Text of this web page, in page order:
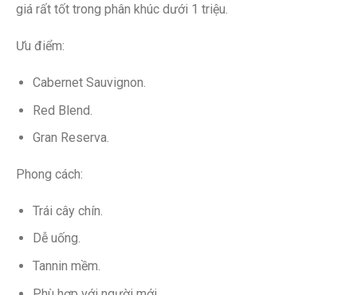
giá rất tốt trong phân khúc dưới 1 triệu.
Ưu điểm:
Cabernet Sauvignon.
Red Blend.
Gran Reserva.
Phong cách:
Trái cây chín.
Dễ uống.
Tannin mềm.